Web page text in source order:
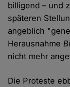
billigend – und
späteren
angeblich
Herausnahme
nicht mehr
Die Proteste